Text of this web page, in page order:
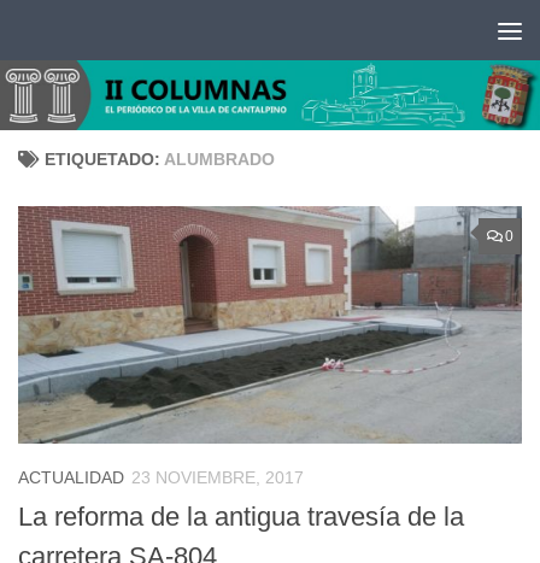
ETIQUETADO: ALUMBRADO
0
ACTUALIDAD 23 NOVIEMBRE, 2017
La reforma de la antigua travesía de la
carretera SA-804